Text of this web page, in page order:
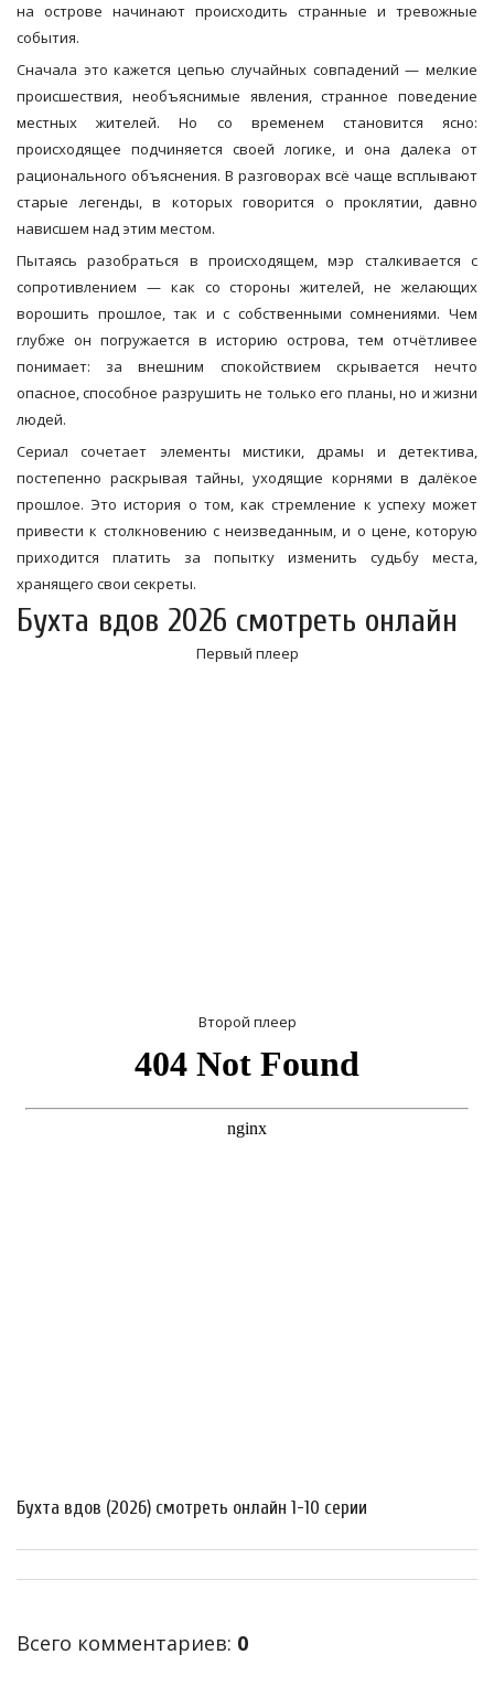
на острове начинают происходить странные и тревожные
события.
Сначала это кажется цепью случайных совпадений — мелкие
происшествия, необъяснимые явления, странное поведение
местных жителей. Но со временем становится ясно:
происходящее подчиняется своей логике, и она далека от
рационального объяснения. В разговорах всё чаще всплывают
старые легенды, в которых говорится о проклятии, давно
нависшем над этим местом.
Пытаясь разобраться в происходящем, мэр сталкивается с
сопротивлением — как со стороны жителей, не желающих
ворошить прошлое, так и с собственными сомнениями. Чем
глубже он погружается в историю острова, тем отчётливее
понимает: за внешним спокойствием скрывается нечто
опасное, способное разрушить не только его планы, но и жизни
людей.
Сериал сочетает элементы мистики, драмы и детектива,
постепенно раскрывая тайны, уходящие корнями в далёкое
прошлое. Это история о том, как стремление к успеху может
привести к столкновению с неизведанным, и о цене, которую
приходится платить за попытку изменить судьбу места,
хранящего свои секреты.
Бухта вдов 2026 смотреть онлайн
Первый плеер
Второй плеер
Бухта вдов (2026) смотреть онлайн 1-10 серии
Всего комментариев: 0